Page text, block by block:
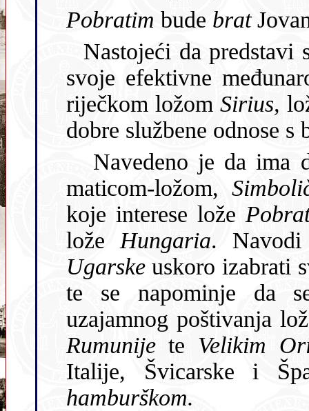
Pobratim bude brat
Nastojeći da predstavi
svoje efektivne
riječkom ložom Sirius,
dobre
Navedeno je da ima
maticom-ložom,
koje interese lože
lože Hungaria
.
Ugarske
te se napominje da se u sličnim
uzajamnog poštivanja
Rumunije te Velikim
Italije, Švicarske i
hamburškom.